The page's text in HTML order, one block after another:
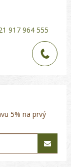
917 964 555
5% na prvý